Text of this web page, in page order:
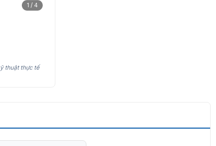
1 / 4
thuật thực tế